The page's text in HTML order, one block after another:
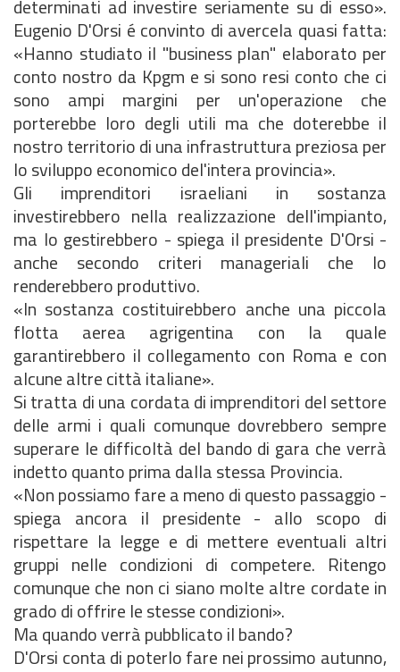
determinati ad investire seriamente su di esso».
Eugenio D'Orsi é convinto di avercela quasi fatta:
«Hanno studiato il "business plan" elaborato per
conto nostro da Kpgm e si sono resi conto che ci
sono ampi margini per un'operazione che
porterebbe loro degli utili ma che doterebbe il
nostro territorio di una infrastruttura preziosa per
lo sviluppo economico del'intera provincia».
Gli imprenditori israeliani in sostanza
investirebbero nella realizzazione dell'impianto,
ma lo gestirebbero - spiega il presidente D'Orsi -
anche secondo criteri manageriali che lo
renderebbero produttivo.
«In sostanza costituirebbero anche una piccola
flotta aerea agrigentina con la quale
garantirebbero il collegamento con Roma e con
alcune altre città italiane».
Si tratta di una cordata di imprenditori del settore
delle armi i quali comunque dovrebbero sempre
superare le difficoltà del bando di gara che verrà
indetto quanto prima dalla stessa Provincia.
«Non possiamo fare a meno di questo passaggio -
spiega ancora il presidente - allo scopo di
rispettare la legge e di mettere eventuali altri
gruppi nelle condizioni di competere. Ritengo
comunque che non ci siano molte altre cordate in
grado di offrire le stesse condizioni».
Ma quando verrà pubblicato il bando?
D'Orsi conta di poterlo fare nei prossimo autunno,